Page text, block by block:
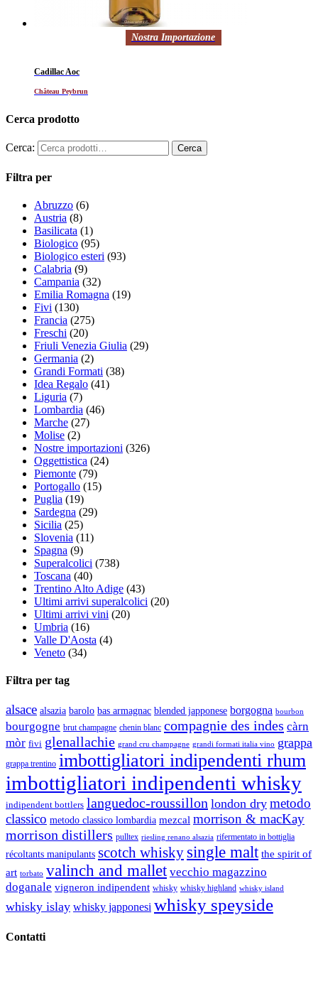
Nostra Importazione
Cadillac Aoc
Château Peybrun
Cerca prodotto
Cerca:
Filtra per
Abruzzo (6)
Austria (8)
Basilicata (1)
Biologico (95)
Biologico esteri (93)
Calabria (9)
Campania (32)
Emilia Romagna (19)
Fivi (130)
Francia (275)
Freschi (20)
Friuli Venezia Giulia (29)
Germania (2)
Grandi Formati (38)
Idea Regalo (41)
Liguria (7)
Lombardia (46)
Marche (27)
Molise (2)
Nostre importazioni (326)
Oggettistica (24)
Piemonte (79)
Portogallo (15)
Puglia (19)
Sardegna (29)
Sicilia (25)
Slovenia (11)
Spagna (9)
Superalcolici (738)
Toscana (40)
Trentino Alto Adige (43)
Ultimi arrivi superalcolici (20)
Ultimi arrivi vini (20)
Umbria (16)
Valle D'Aosta (4)
Veneto (34)
Filtra per tag
alsace alsazia barolo bas armagnac blended japponese borgogna bourbon
bourgogne brut champagne chenin blanc compagnie des indes càrn
mòr fivi glenallachie grand cru champagne grandi formati italia vino grappa
grappa trentino imbottigliatori indipendenti rhum
imbottigliatori indipendenti whisky
indipendent bottlers languedoc-roussillon london dry metodo
classico metodo classico lombardia mezcal morrison & macKay
morrison distillers pulltex riesling renano alsazia rifermentato in bottiglia
récoltants manipulants scotch whisky single malt the spirit of
art torbato valinch and mallet vecchio magazzino
doganale vigneron indipendent whisky whisky highland whisky island
whisky islay whisky japponesi whisky speyside
Contatti